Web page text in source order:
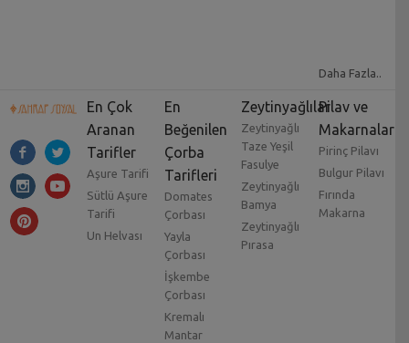
Daha Fazla..
En Çok
Aranan
Tarifler
Aşure Tarifi
Sütlü Aşure
Tarifi
Un Helvası
En
Beğenilen
Çorba
Tarifleri
Domates
Çorbası
Yayla
Çorbası
İşkembe
Çorbası
Kremalı
Mantar
Zeytinyağlılar
Zeytinyağlı
Taze Yeşil
Fasulye
Zeytinyağlı
Bamya
Zeytinyağlı
Pırasa
Pilav ve
Makarnalar
Pirinç Pilavı
Bulgur Pilavı
Fırında
Makarna